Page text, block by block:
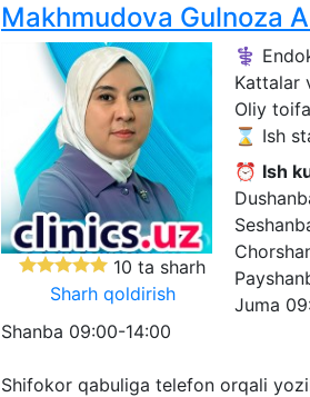
Makhmudova Gulnoza
10 ta sharh
Sharh qoldirish
⚕️
Kattalar
Oliy
⌛ Ish
⏰ Ish
Juma
Shanba 09:00-14:00
Shifokor qabuliga telefon orqali